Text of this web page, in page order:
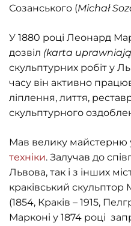
Созанського (Michał
У 1880 році Леонард
дозвіл (karta uprawniają
скульптурних робіт у
часу він активно
ліплення, лиття,
скульптурного
Мав велику майстерню
техніки. Залучав до
Львова, так і з інших
краківський
(1854, Краків – 1915,
Марконі у 1874 році